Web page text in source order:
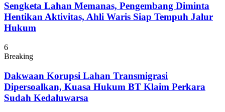
Sengketa Lahan Memanas, Pengembang Diminta
Hentikan Aktivitas, Ahli Waris Siap Tempuh Jalur
Hukum
6
Breaking
Dakwaan Korupsi Lahan Transmigrasi
Dipersoalkan, Kuasa Hukum BT Klaim Perkara
Sudah Kedaluwarsa